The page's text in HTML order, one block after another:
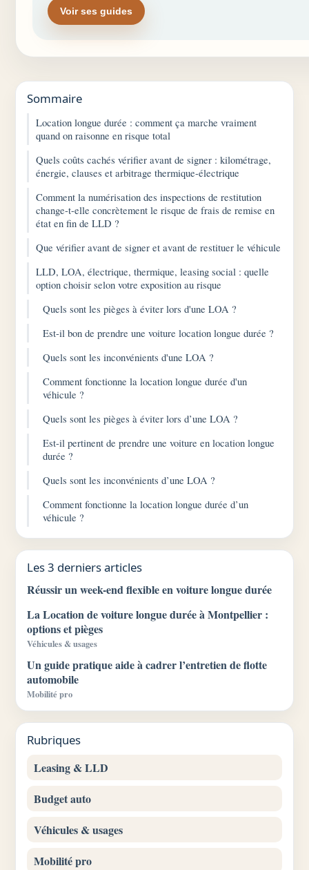
Voir ses guides
Sommaire
Location longue durée : comment ça marche vraiment
quand on raisonne en risque total
Quels coûts cachés vérifier avant de signer : kilométrage,
énergie, clauses et arbitrage thermique-électrique
Comment la numérisation des inspections de restitution
change-t-elle concrètement le risque de frais de remise en
état en fin de LLD ?
Que vérifier avant de signer et avant de restituer le véhicule
LLD, LOA, électrique, thermique, leasing social : quelle
option choisir selon votre exposition au risque
Quels sont les pièges à éviter lors d'une LOA ?
Est-il bon de prendre une voiture location longue durée ?
Quels sont les inconvénients d'une LOA ?
Comment fonctionne la location longue durée d'un
véhicule ?
Quels sont les pièges à éviter lors d’une LOA ?
Est-il pertinent de prendre une voiture en location longue
durée ?
Quels sont les inconvénients d’une LOA ?
Comment fonctionne la location longue durée d’un
véhicule ?
Les 3 derniers articles
Réussir un week-end flexible en voiture longue durée
La Location de voiture longue durée à Montpellier :
options et pièges
Véhicules & usages
Un guide pratique aide à cadrer l’entretien de flotte
automobile
Mobilité pro
Rubriques
Leasing & LLD
Budget auto
Véhicules & usages
Mobilité pro